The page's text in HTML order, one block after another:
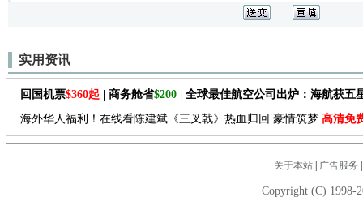
实用资讯
回国机票$360起 | 商务舱省$200 | 全球最佳航空公司出炉：海航获五
海外华人福利！在线看陈建斌《三叉戟》热血归回 豪情筑梦 高清免
关于本站| 广告服务
Copyright (C) 1998-